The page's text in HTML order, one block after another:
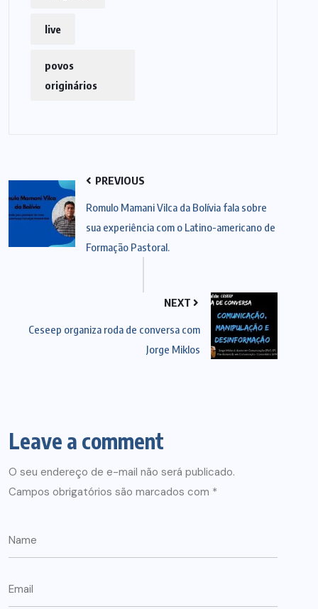
live
povos
originários
PREVIOUS
Romulo Mamani Vilca da Bolívia fala sobre
sua experiência com o Latino-americano de
Formação Pastoral.
NEXT
Ceseep organiza roda de conversa com
Jorge Miklos
Leave a comment
O seu endereço de e-mail não será publicado.
Campos obrigatórios são marcados com *